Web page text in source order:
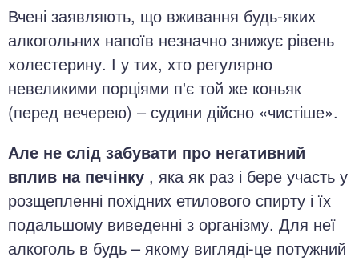
Вчені заявляють, що вживання будь-яких
алкогольних напоїв незначно знижує рівень
холестерину. І у тих, хто регулярно
невеликими порціями п'є той же коньяк
(перед вечерею) – судини дійсно «чистіше».
Але не слід забувати про негативний
вплив на печінку , яка як раз і бере участь у
розщепленні похідних етилового спирту і їх
подальшому виведенні з організму. Для неї
алкоголь в будь – якому вигляді-це потужний